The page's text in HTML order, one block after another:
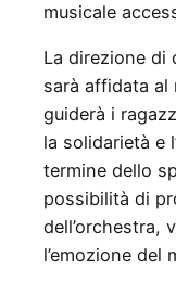
musicale
La direzione di
sarà affidata al
guiderà i
la solidarietà e
termine dello
possibilità di
dell’orchestra,
l’emozione del